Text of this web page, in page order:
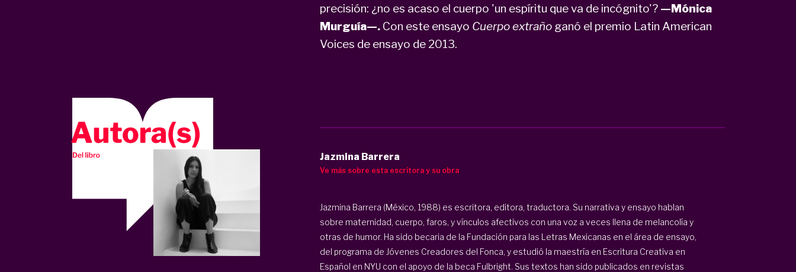
precisión: ¿no es acaso el cuerpo 'un espíritu que va de incógnito'?—Mónica
Murguía—. Con este ensayo Cuerpo extraño ganó el premio Latin American
Voices de ensayo de 2013.
Jazmina Barrera
Ve más sobre esta escritora y su obra
Jazmina Barrera (México, 1988) es escritora, editora, traductora. Su narrativa y ensayo hablan
sobre maternidad, cuerpo, faros, y vínculos afectivos con una voz a veces llena de melancolía y
otras de humor. Ha sido becaria de la Fundación para las Letras Mexicanas en el área de ensayo,
del programa de Jóvenes Creadores del Fonca, y estudió la maestría en Escritura Creativa en
Español en NYU con el apoyo de la beca Fulbright. Sus textos han sido publicados en revistas